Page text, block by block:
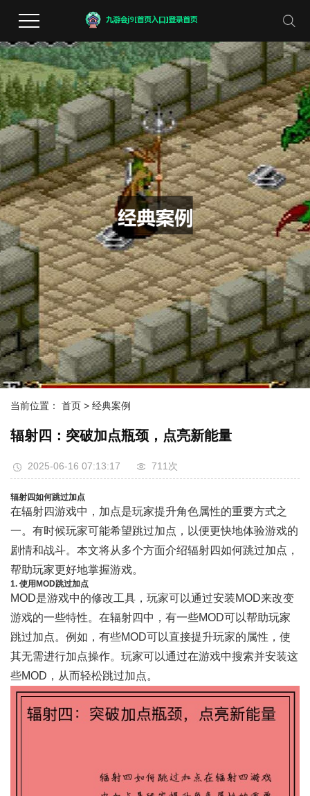
当前位置： 首页 > 经典案例
辐射四：突破加点瓶颈，点亮新能量
2025-06-16 07:13:17 711次
辐射四如何跳过加点
在辐射四游戏中，加点是玩家提升角色属性的重要方式之
一。有时候玩家可能希望跳过加点，以便更快地体验游戏的
剧情和战斗。本文将从多个方面介绍辐射四如何跳过加点，
帮助玩家更好地掌握游戏。
1. 使用MOD跳过加点
MOD是游戏中的修改工具，玩家可以通过安装MOD来改变
游戏的一些特性。在辐射四中，有一些MOD可以帮助玩家
跳过加点。例如，有些MOD可以直接提升玩家的属性，使
其无需进行加点操作。玩家可以通过在游戏中搜索并安装这
些MOD，从而轻松跳过加点。